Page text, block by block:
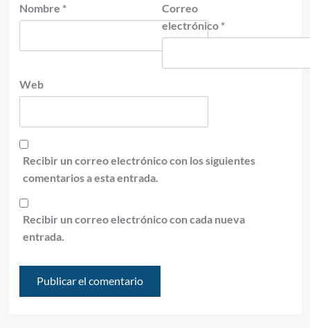
Nombre *
Correo
electrónico *
Web
Recibir un correo electrónico con los siguientes
comentarios a esta entrada.
Recibir un correo electrónico con cada nueva
entrada.